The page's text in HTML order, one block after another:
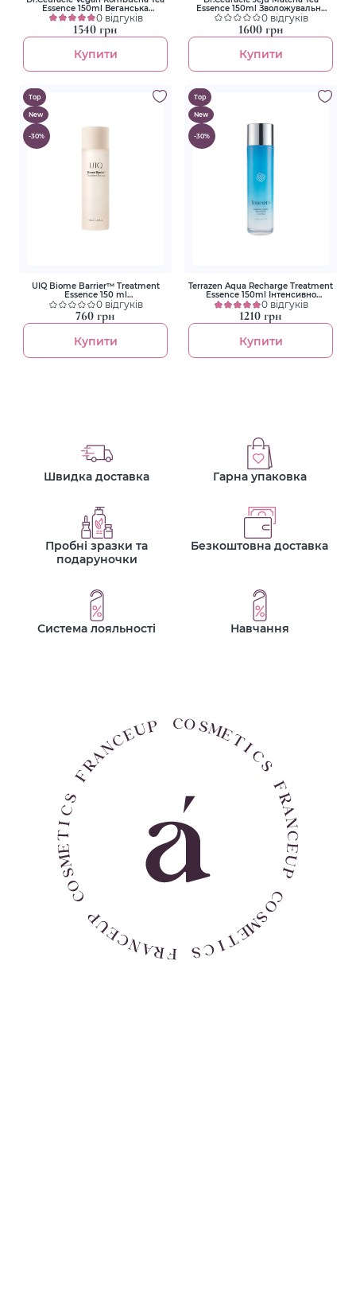
Essence 150ml Веганська
багатофункціональна кремова
есенсія
0 відгуків
1540 грн
Купити
Essence 150ml Зволожувальна
есенція з гідролатом зеленого
чаю та екстрактом матча
0 відгуків
1600 грн
Купити
Top
New
-30%
UIQ Biome Barrier™ Treatment
Essence 150 ml
Мультифункціональна есенція
0 відгуків
760 грн
Купити
Top
New
-30%
Terrazen Aqua Recharge Treatment
Essence 150ml Інтенсивно
зволожуюча есенція для обличчя
з гіалуроновим комплексом
0 відгуків
1210 грн
Купити
Швидка доставка Гарна упаковка
Пробні зразки та
подаруночки
Безкоштовна доставка
Система лояльності Навчання